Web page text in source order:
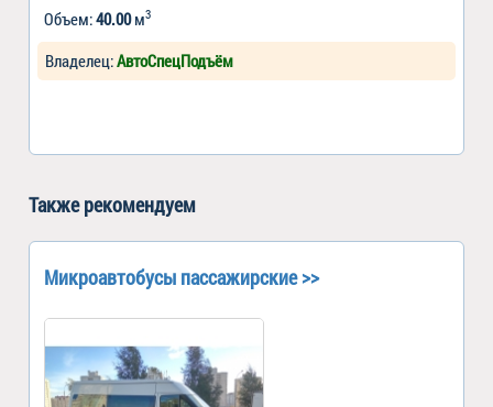
Объем:40.00м3
Владелец:АвтоСпецПодъём
Также рекомендуем
Микроавтобусы пассажирские >>